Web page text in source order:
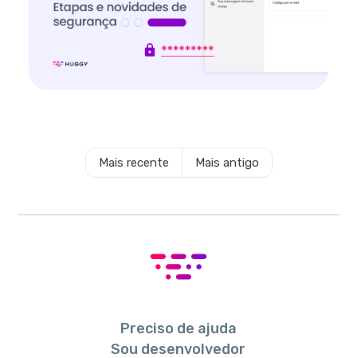
Mais recente Mais antigo
Preciso de ajuda
Sou desenvolvedor